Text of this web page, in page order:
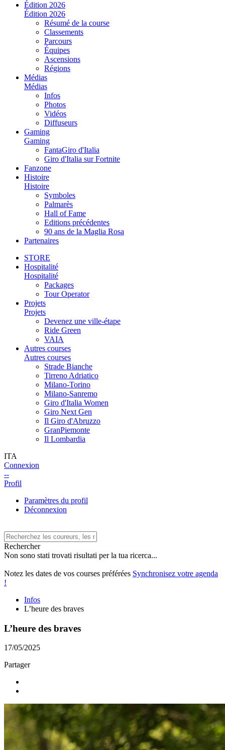
Édition 2026
Édition 2026
Résumé de la course
Classements
Parcours
Équipes
Ascensions
Régions
Médias
Médias
Infos
Photos
Vidéos
Diffuseurs
Gaming
Gaming
FantaGiro d'Italia
Giro d'Italia sur Fortnite
Fanzone
Histoire
Histoire
Symboles
Palmarès
Hall of Fame
Editions précédentes
90 ans de la Maglia Rosa
Partenaires
STORE
Hospitalité
Hospitalité
Packages
Tour Operator
Projets
Projets
Devenez une ville-étape
Ride Green
VAIA
Autres courses
Autres courses
Strade Bianche
Tirreno Adriatico
Milano-Torino
Milano-Sanremo
Giro d'Italia Women
Giro Next Gen
Il Giro d'Abruzzo
GranPiemonte
Il Lombardia
ITA
Connexion
--
Profil
Paramètres du profil
Déconnexion
Rechercher
Non sono stati trovati risultati per la tua ricerca...
Notez les dates de vos courses préférées Synchronisez votre agenda
!
Infos
L’heure des braves
L’heure des braves
17/05/2025
Partager